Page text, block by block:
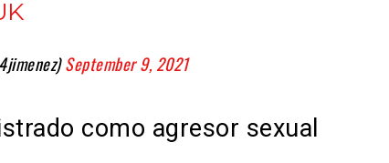
September 9, 2021
como agresor sexual